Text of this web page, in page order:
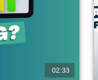
02:33